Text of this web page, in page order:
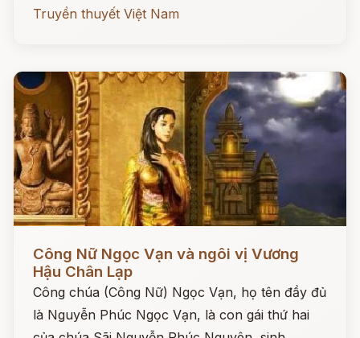
Truyền thuyết Việt Nam
Công Nữ Ngọc Vạn và ngôi vị Vương
Hậu Chân Lạp
Công chúa (Công Nữ) Ngọc Vạn, họ tên đầy đủ
là Nguyễn Phúc Ngọc Vạn, là con gái thứ hai